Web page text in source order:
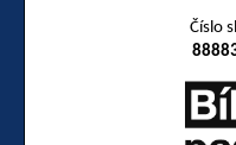
Číslo